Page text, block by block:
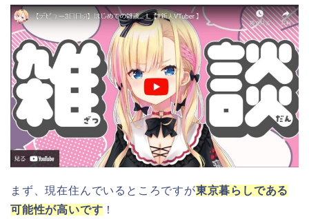
まず、現在住んでいるところですが東京暮らしである
可能性が高いです ！